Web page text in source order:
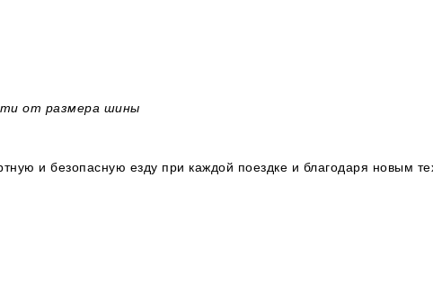
от размера шины
и безопасную езду при каждой поездке и благодаря новым